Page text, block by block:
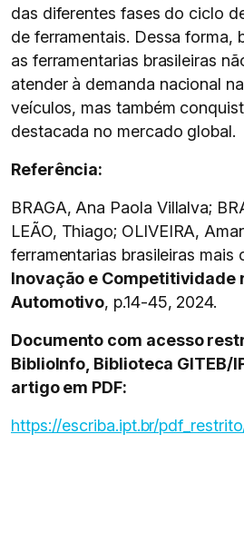
das diferentes fases do ciclo
de ferramentais. Dessa forma,
as ferramentarias brasileiras
atender à demanda nacional
veículos, mas também
destacada no mercado global.
Referência:
BRAGA, Ana Paola Villalva;
LEÃO, Thiago; OLIVEIRA,
ferramentarias brasileiras mais
Inovação e Competitividade
Automotivo, p.14-45, 2024.
Documento com acesso
BiblioInfo, Biblioteca GITEB/
artigo em PDF:
https://escriba.ipt.br/